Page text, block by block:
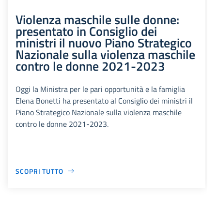
Violenza maschile sulle donne:
presentato in Consiglio dei
ministri il nuovo Piano Strategico
Nazionale sulla violenza maschile
contro le donne 2021-2023
Oggi la Ministra per le pari opportunità e la famiglia
Elena Bonetti ha presentato al Consiglio dei ministri il
Piano Strategico Nazionale sulla violenza maschile
contro le donne 2021-2023.
SCOPRI TUTTO